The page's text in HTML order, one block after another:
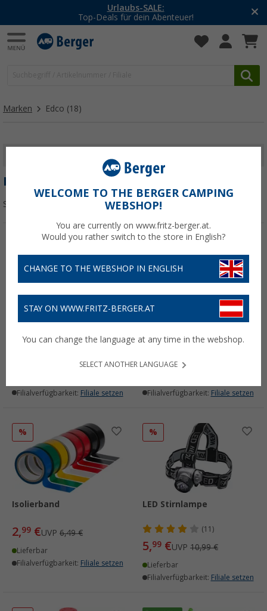
Urlaubs-SALE:
Top-Deals für dein Abenteuer!
Marken Edco (18)
EDCO
Sortieren:
(65)
3,99 €
Filialverfügbarkeit: Filiale setzen
Tischtennis-Set 5-teilig
(6)
5,99 €
Filialverfügbarkeit: Filiale setzen
%
Isolierband
2,99 €UVP 6,49 €
Lieferbar
Filialverfügbarkeit: Filiale setzen
%
LED Stirnlampe
(11)
5,99 €UVP 10,99 €
Lieferbar
Filialverfügbarkeit: Filiale setzen
WELCOME TO THE BERGER CAMPING
WEBSHOP!
You are currently on www.fritz-berger.at.
Would you rather switch to the store in English?
CHANGE TO THE WEBSHOP IN ENGLISH
STAY ON WWW.FRITZ-BERGER.AT
You can change the language at any time in the webshop.
SELECT ANOTHER LANGUAGE